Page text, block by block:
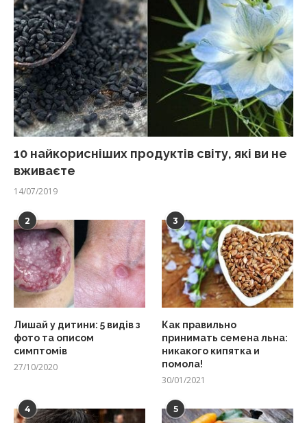
10 найкорисніших продуктів світу, які ви не
вживаєте
14/07/2019
2
Лишай у дитини: 5 видів з
фото та описом
симптомів
27/10/2020
3
Как правильно
принимать семена льна:
никакого кипятка и
помола!
30/01/2021
4 5